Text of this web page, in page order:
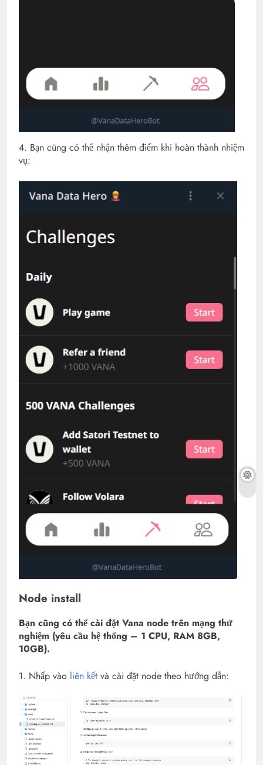
4. Bạn cũng có thể nhận thêm điểm khi hoàn thành nhiệm
vụ:
Node install
Bạn cũng có thể cài đặt Vana node trên mạng thử
nghiệm (yêu cầu hệ thống – 1 CPU, RAM 8GB,
10GB).
1. Nhấp vào liên kết và cài đặt node theo hướng dẫn: